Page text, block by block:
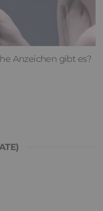
Anzeichen gibt es?